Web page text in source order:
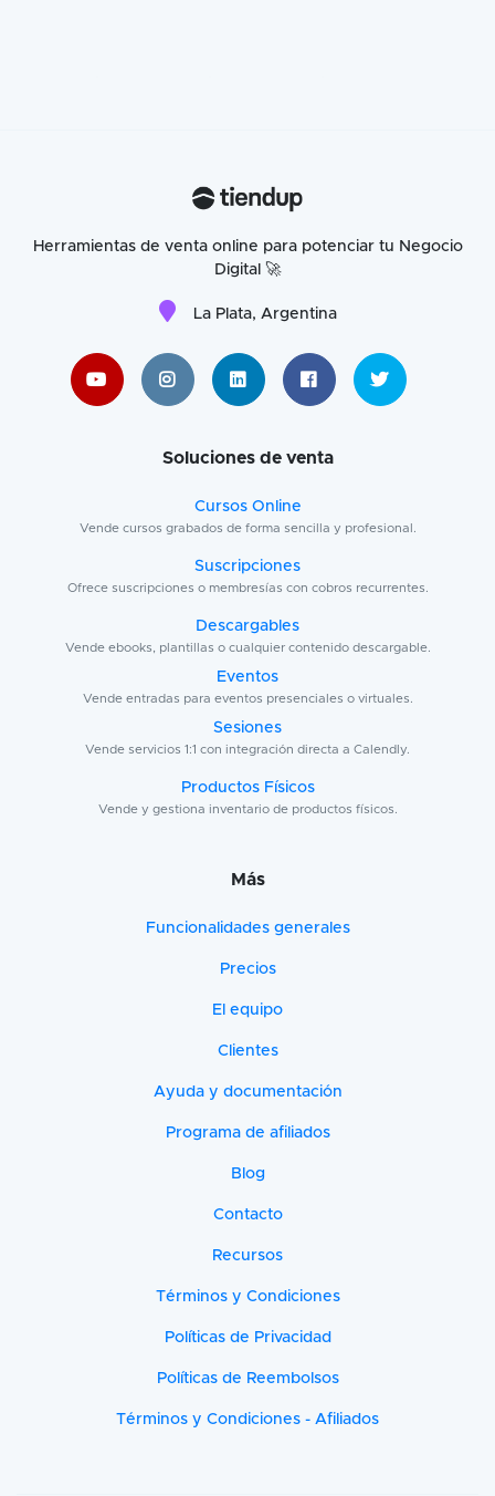
Herramientas de venta online para potenciar tu Negocio
Digital 🚀
La Plata, Argentina
Soluciones de venta
Cursos Online
Vende cursos grabados de forma sencilla y profesional.
Suscripciones
Ofrece suscripciones o membresías con cobros recurrentes.
Descargables
Vende ebooks, plantillas o cualquier contenido descargable.
Eventos
Vende entradas para eventos presenciales o virtuales.
Sesiones
Vende servicios 1:1 con integración directa a Calendly.
Productos Físicos
Vende y gestiona inventario de productos físicos.
Más
Funcionalidades generales
Precios
El equipo
Clientes
Ayuda y documentación
Programa de afiliados
Blog
Contacto
Recursos
Términos y Condiciones
Políticas de Privacidad
Políticas de Reembolsos
Términos y Condiciones - Afiliados